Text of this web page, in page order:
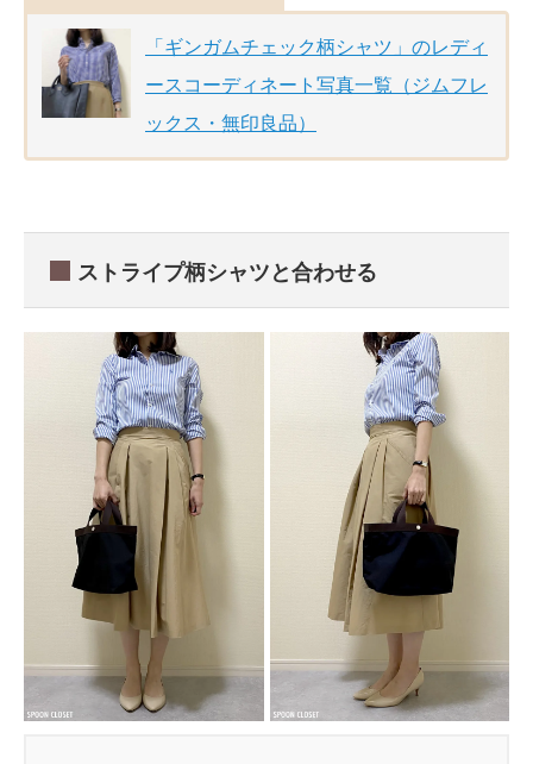
「ギンガムチェック柄シャツ」のレディ
ースコーディネート写真一覧（ジムフレ
ックス・無印良品）
ストライプ柄シャツと合わせる